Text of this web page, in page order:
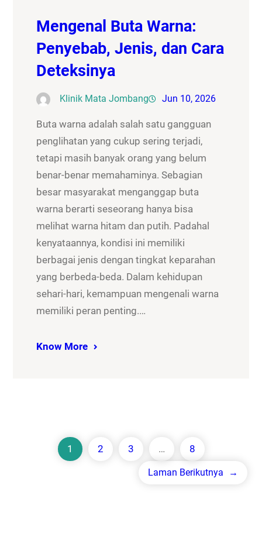
Mengenal Buta Warna:
Penyebab, Jenis, dan Cara
Deteksinya
Klinik Mata Jombang Jun 10, 2026
Buta warna adalah salah satu gangguan
penglihatan yang cukup sering terjadi,
tetapi masih banyak orang yang belum
benar-benar memahaminya. Sebagian
besar masyarakat menganggap buta
warna berarti seseorang hanya bisa
melihat warna hitam dan putih. Padahal
kenyataannya, kondisi ini memiliki
berbagai jenis dengan tingkat keparahan
yang berbeda-beda. Dalam kehidupan
sehari-hari, kemampuan mengenali warna
memiliki peran penting.…
Know More
1 2 3 … 8
Laman Berikutnya →